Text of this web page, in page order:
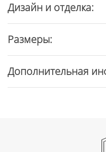
Дизайн и отделка:
Размеры:
Дополнительная